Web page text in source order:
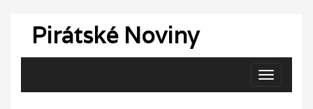
Pirátské Noviny
Zobrazit
navigaci